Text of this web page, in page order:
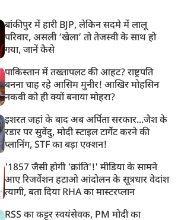
बांकीपुर में हारी BJP, लेकिन सदमे में लालू
परिवार, असली ‘खेला’ तो तेजस्वी के साथ हो
गया, जानें कैसे
पाकिस्तान में तख्तापलट की आहट? राष्ट्रपति
बनना चाह रहे आसिम मुनीर! आखिर मोहसिन
नकवी को ही क्यों बनाया मोहरा?
इशरत जहां के बाद अब अर्पिता सरकार...जैश के
रडार पर सुवेंदु, मोदी स्टाइल टार्गेट करने की
प्लानिंग, STF का बड़ा एक्शन!
'1857 जैसी होगी 'क्रांति'!' मीडिया के सामने
आए रिजर्वेशन हटाओ आंदोलन के सूत्रधार वेदांश
त्यागी, बता दिया RHA का मास्टरप्लान
RSS का कट्टर स्वयंसेवक, PM मोदी का